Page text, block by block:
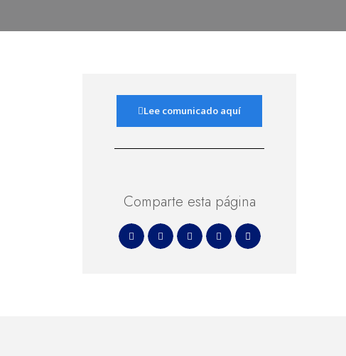
Lee comunicado aquí
Comparte esta página